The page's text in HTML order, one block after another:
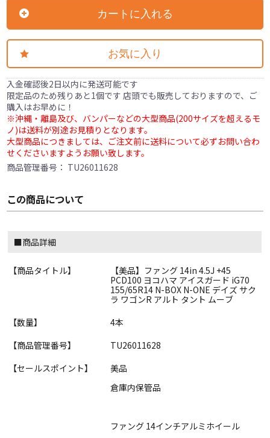
カートに入れる
お気に入り
入金確認後2日以内に発送可能です
限定品のため残りあと1個です 店頭でも販売しておりますので、ご
購入はお早めに！
※沖縄・離島及び、バンパーなどの大型商品(200サイズを超えるモ
ノ)は送料が別途お見積りとなります。
大型商品につきましては、ご注文前に送料について必ずお問い合わ
せくださいますようお願い致します。
商品管理番号： TU26011628
この商品について
■商品詳細
【商品タイトル】
【美品】ファング 14in 4.5J +45
PCD100 ヨコハマ アイスガード iG70
155/65R14 N-BOX N-ONE デイズ サク
ラ ワゴンR アルト タント ムーブ
【数量】
4本
【商品管理番号】
TU26011628
【セールスポイント】
美品
倉庫内保管品
ファング 14インチアルミホイール